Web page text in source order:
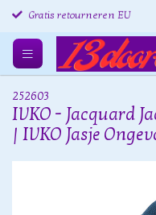
Gratis retourneren EU
252603
IVKO - Jacquard
| IVKO Jasje